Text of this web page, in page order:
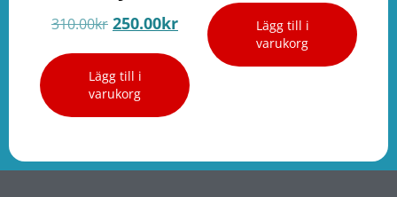
310.00kr 250.00kr
Lägg till i
varukorg
Lägg till i
varukorg